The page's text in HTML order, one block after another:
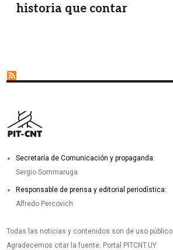
historia que contar
Secretaría de Comunicación y propaganda:
Sergio Sommaruga
Responsable de prensa y editorial periodística:
Alfredo Percovich
Todas las noticias y contenidos son de uso público
Agradecemos citar la fuente: Portal PITCNT.UY